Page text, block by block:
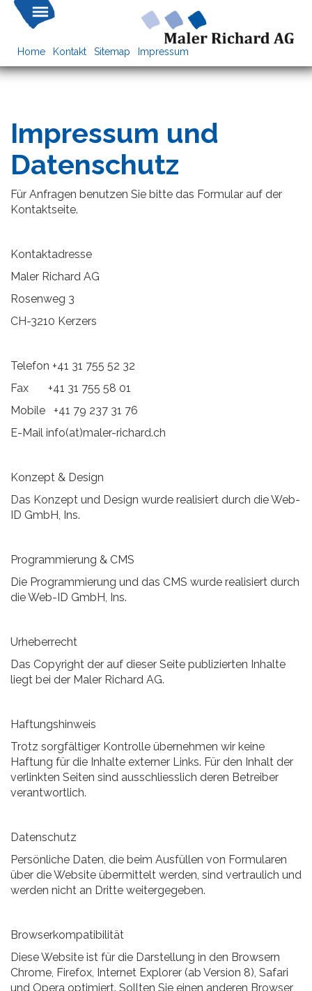
Home Kontakt Sitemap Impressum
Impressum und
Datenschutz
Für Anfragen benutzen Sie bitte das Formular auf der
Kontaktseite.
Kontaktadresse
Maler Richard AG
Rosenweg 3
CH-3210 Kerzers
Telefon +41 31 755 52 32
Fax +41 31 755 58 01
Mobile +41 79 237 31 76
E-Mail info(at)maler-richard.ch
Konzept & Design
Das Konzept und Design wurde realisiert durch die Web-
ID GmbH, Ins.
Programmierung & CMS
Die Programmierung und das CMS wurde realisiert durch
die Web-ID GmbH, Ins.
Urheberrecht
Das Copyright der auf dieser Seite publizierten Inhalte
liegt bei der Maler Richard AG.
Haftungshinweis
Trotz sorgfältiger Kontrolle übernehmen wir keine
Haftung für die Inhalte externer Links. Für den Inhalt der
verlinkten Seiten sind ausschliesslich deren Betreiber
verantwortlich.
Datenschutz
Persönliche Daten, die beim Ausfüllen von Formularen
über die Website übermittelt werden, sind vertraulich und
werden nicht an Dritte weitergegeben.
Browserkompatibilität
Diese Website ist für die Darstellung in den Browsern
Chrome, Firefox, Internet Explorer (ab Version 8), Safari
und Opera optimiert. Sollten Sie einen anderen Browser